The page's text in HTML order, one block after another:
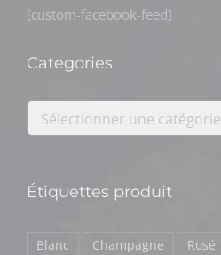
[custom-facebook-feed]
Categories
Sélectionner une catégorie
Étiquettes produit
Blanc Champagne Rosé